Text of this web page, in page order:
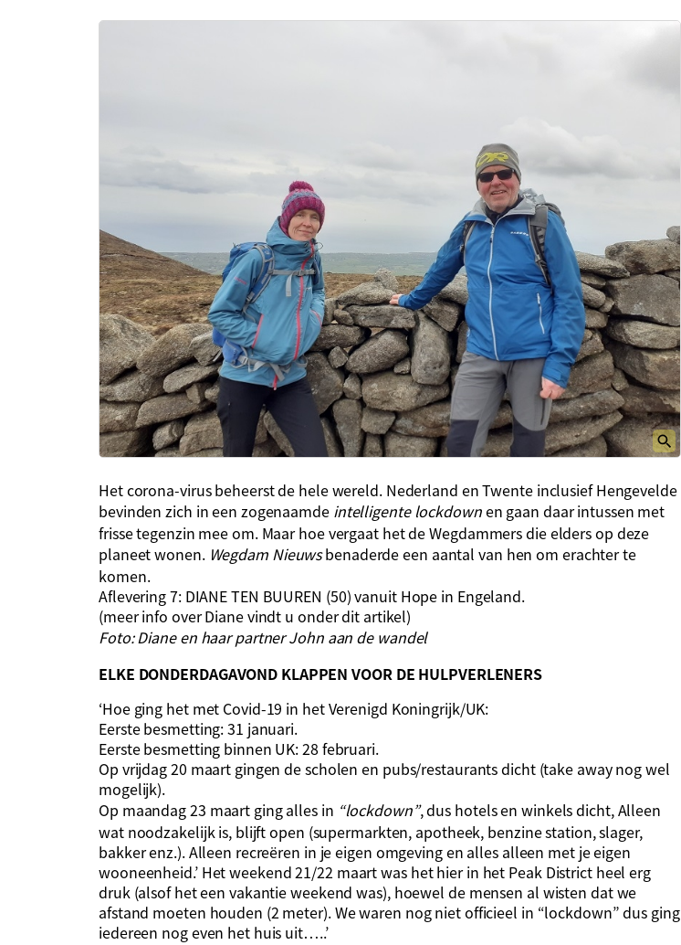
Het corona-virus beheerst de hele wereld. Nederland en Twente inclusief Hengevelde
bevinden zich in een zogenaamde intelligente lockdownen gaan daar intussen met
frisse tegenzin mee om. Maar hoe vergaat het de Wegdammers die elders op deze
planeet wonen. Wegdam Nieuwsbenaderde een aantal van hen om erachter te
komen.
Aflevering 7: DIANE TEN BUUREN (50) vanuit Hope in Engeland.
(meer info over Diane vindt u onder dit artikel)
Foto: Diane en haar partner John aan de wandel
ELKE DONDERDAGAVOND KLAPPEN VOOR DE HULPVERLENERS
‘Hoe ging het met Covid-19 in het Verenigd Koningrijk/UK:
Eerste besmetting: 31 januari.
Eerste besmetting binnen UK: 28 februari.
Op vrijdag 20 maart gingen de scholen en pubs/restaurants dicht (take away nog wel
mogelijk).
Op maandag 23 maart ging alles in “lockdown”, dus hotels en winkels dicht, Alleen
wat noodzakelijk is, blijft open (supermarkten, apotheek, benzine station, slager,
bakker enz.). Alleen recreëren in je eigen omgeving en alles alleen met je eigen
wooneenheid.’ Het weekend 21/22 maart was het hier in het Peak District heel erg
druk (alsof het een vakantie weekend was), hoewel de mensen al wisten dat we
afstand moeten houden (2 meter). We waren nog niet officieel in “lockdown” dus ging
iedereen nog even het huis uit…..’